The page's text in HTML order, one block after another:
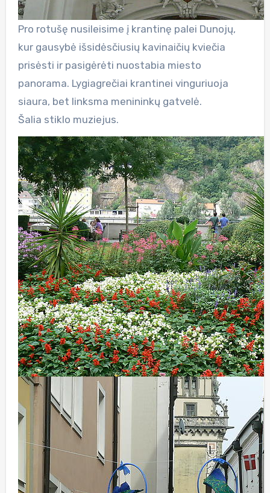
Pro rotušę nusileisime į krantinę palei Dunojų,
kur gausybė išsidėsčiusių kavinaičių kviečia
prisėsti ir pasigėrėti nuostabia miesto
panorama. Lygiagrečiai krantinei vinguriuoja
siaura, bet linksma menininkų gatvelė.
Šalia stiklo muziejus.